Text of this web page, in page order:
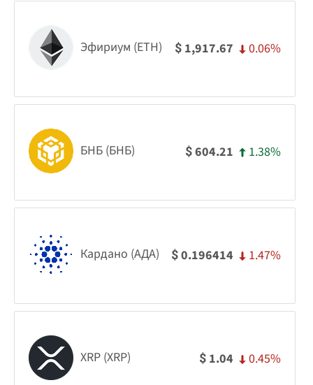
Эфириум (ETH) $ 1,917.67 0.06%
БНБ (БНБ) $604.21 1.38%
Кардано (АДА) $0.196414 1.47%
XRP (XRP) $ 1.04 0.45%